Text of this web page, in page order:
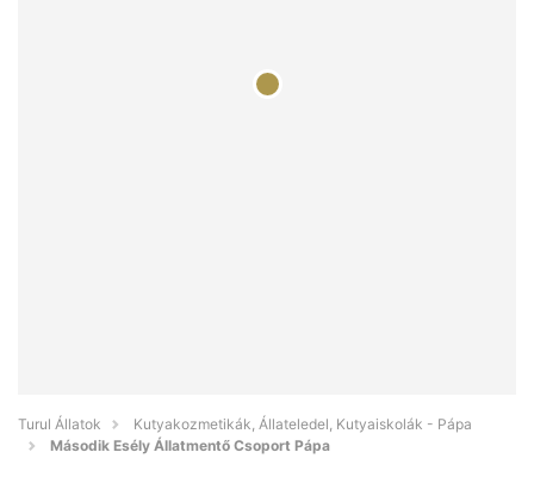
Turul Állatok
Kutyakozmetikák, Állateledel, Kutyaiskolák - Pápa
Második Esély Állatmentő Csoport Pápa